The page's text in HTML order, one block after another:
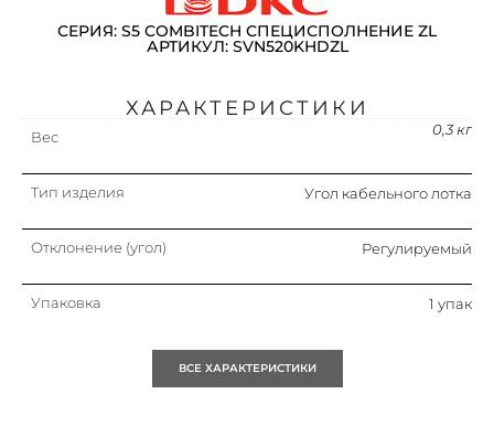
СЕРИЯ: S5 COMBITECH СПЕЦИСПОЛНЕНИЕ ZL
АРТИКУЛ: SVN520KHDZL
ХАРАКТЕРИСТИКИ
Вес 0,3 кг
Тип изделия Угол кабельного лотка
Отклонение (угол) Регулируемый
Упаковка 1 упак
ВСЕ ХАРАКТЕРИСТИКИ